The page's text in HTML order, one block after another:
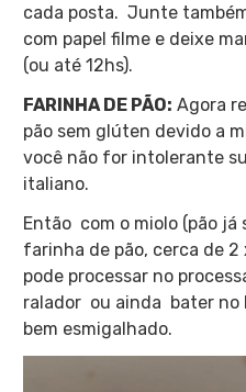
cada posta. Junte
com papel filme e deixe
(ou até 12hs).
FARINHA DE PÃO: Agora
pão sem glúten devido a
você não for intolerante
italiano.
Então com o miolo (pão já
farinha de pão, cerca de
pode processar no
ralador ou ainda bater no
bem esmigalhado.